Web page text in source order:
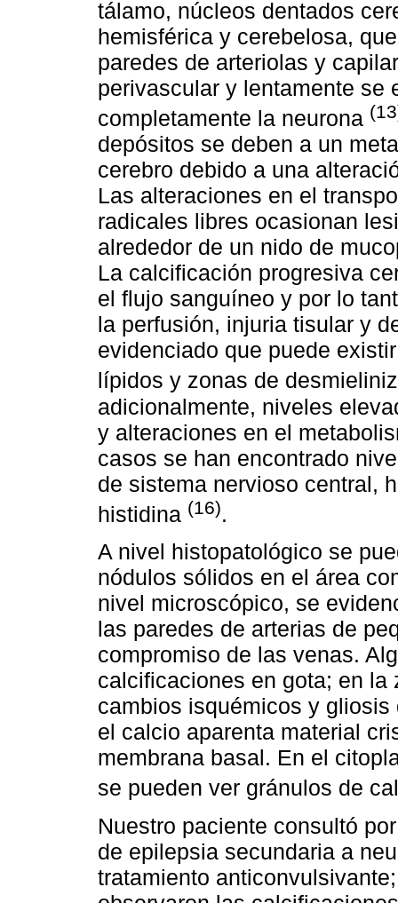
tálamo, núcleos dentados
hemisférica y cerebelosa,
paredes de arteriolas y
perivascular y lentamente se
completamente la neurona
depósitos se deben a un
cerebro debido a una
Las alteraciones en el
radicales libres ocasionan
alrededor de un nido de
La calcificación progresiva
el flujo sanguíneo y por lo
la perfusión, injuria tisular y
evidenciado que puede
lípidos y zonas de
adicionalmente, niveles
y alteraciones en el
casos se han encontrado
de sistema nervioso central,
histidina (16).
A nivel histopatológico se
nódulos sólidos en el área
nivel microscópico, se
las paredes de arterias de
compromiso de las venas.
calcificaciones en gota; en
cambios isquémicos y
el calcio aparenta material
membrana basal. En el
se pueden ver gránulos de
Nuestro paciente consultó
de epilepsia secundaria a
tratamiento